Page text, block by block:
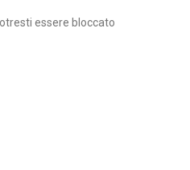
essere bloccato